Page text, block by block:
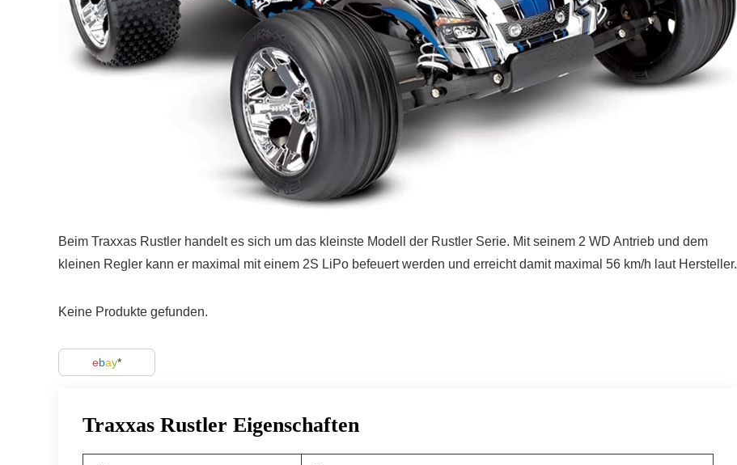
Beim Traxxas Rustler handelt es sich um das kleinste Modell der Rustler Serie. Mit seinem 2 WD Antrieb und dem
kleinen Regler kann er maximal mit einem 2S LiPo befeuert werden und erreicht damit maximal 56 km/h laut Hersteller.
Keine Produkte gefunden.
ebay
Traxxas Rustler Eigenschaften